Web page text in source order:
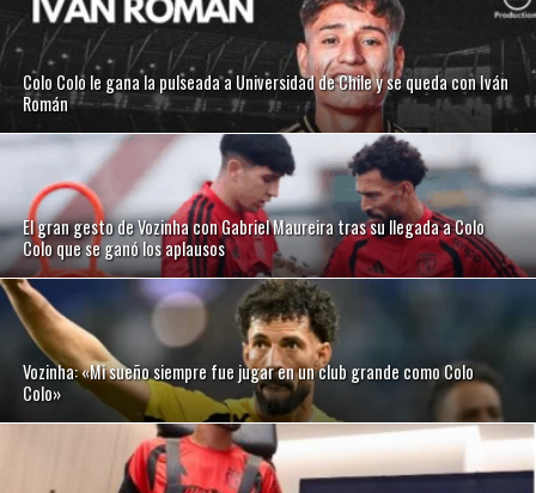
Colo Colo le gana la pulseada a Universidad de Chile y se queda con Iván
Román
El gran gesto de Vozinha con Gabriel Maureira tras su llegada a Colo
Colo que se ganó los aplausos
Vozinha: «Mi sueño siempre fue jugar en un club grande como Colo
Colo»